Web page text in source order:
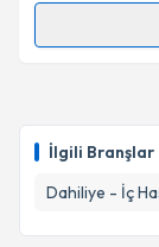
İlgili Branşlar
Dahiliye - İç
için bir
E-posta